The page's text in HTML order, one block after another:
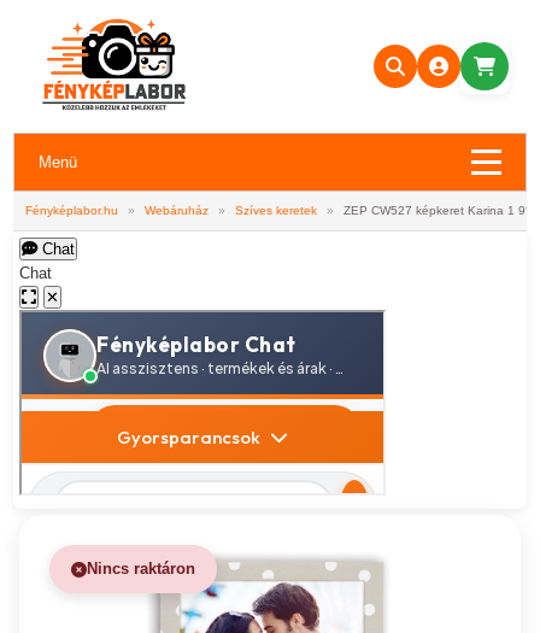
Menü
Fényképlabor.hu » Webáruház » Szíves keretek » ZEP CW527 képkeret Karina 1
Chat
Chat
✕
Nincs raktáron